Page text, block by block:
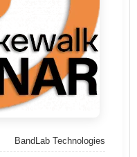
BandLab Technologies